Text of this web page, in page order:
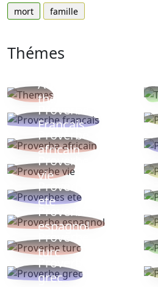
mort
famille
Thémes
Autres
thèmes
Proverbe
Français
Proverbe
africain
Proverbe
vie
Proverbes
ete
Proverbe
espagnol
Proverbe
turc
Proverbe
grec